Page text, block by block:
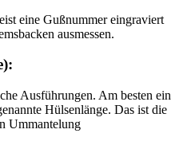
eine Gußnummer eingraviert
ausmessen.
Ausführungen. Am besten ein
Hülsenlänge. Das ist die
Ummantelung